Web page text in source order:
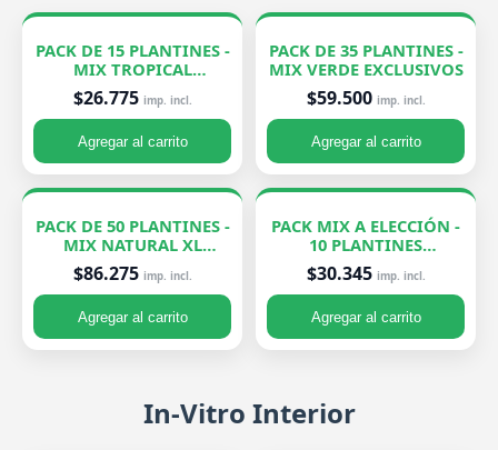
PACK DE 15 PLANTINES -
MIX TROPICAL
EXCLUSIVOS
$26.775 imp. incl.
Agregar al carrito
PACK DE 35 PLANTINES -
MIX VERDE EXCLUSIVOS
$59.500 imp. incl.
Agregar al carrito
PACK DE 50 PLANTINES -
MIX NATURAL XL
EXCLUSIVOS
$86.275 imp. incl.
Agregar al carrito
PACK MIX A ELECCIÓN -
10 PLANTINES
EXCLUSIVOS
$30.345 imp. incl.
Agregar al carrito
In-Vitro Interior